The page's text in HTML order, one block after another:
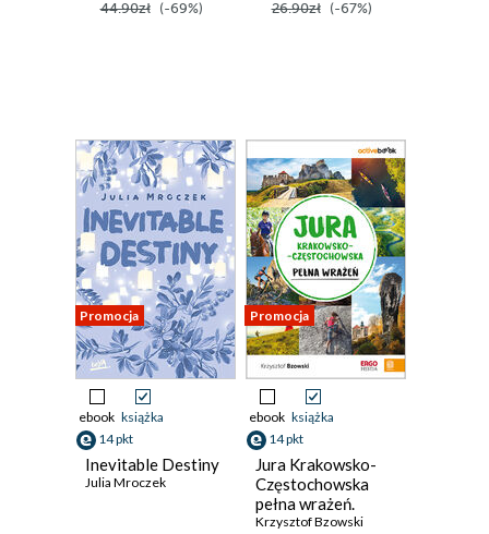
44.90zł (-69%) 26.90zł (-67%)
Promocja
ebook książka
14 pkt
Inevitable Destiny
Julia Mroczek
Promocja
ebook książka
14 pkt
Jura Krakowsko-
Częstochowska
pełna wrażeń.
ActiveBook.
Krzysztof Bzowski